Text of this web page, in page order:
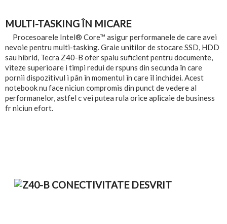
MULTI-TASKING ÎN MICARE
Procesoarele Intel® Core™ asigur performanele de care avei
nevoie pentru multi-tasking. Graie unitilor de stocare SSD, HDD
sau hibrid, Tecra Z40-B ofer spaiu suficient pentru documente,
viteze superioare i timpi redui de rspuns din secunda în care
pornii dispozitivul i pân în momentul în care îl inchidei. Acest
notebook nu face niciun compromis din punct de vedere al
performanelor, astfel c vei putea rula orice aplicaie de business
fr niciun efort.